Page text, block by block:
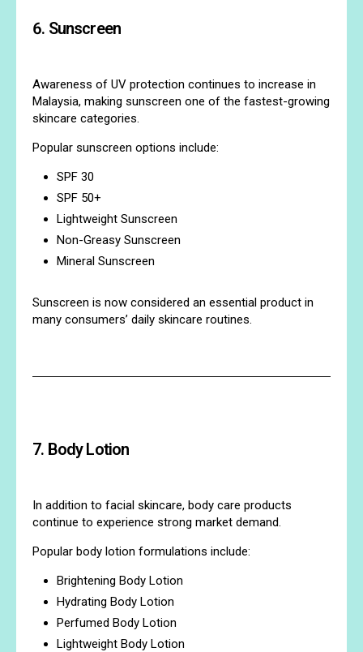
6. Sunscreen
Awareness of UV protection continues to increase in
Malaysia, making sunscreen one of the fastest-growing
skincare categories.
Popular sunscreen options include:
SPF 30
SPF 50+
Lightweight Sunscreen
Non-Greasy Sunscreen
Mineral Sunscreen
Sunscreen is now considered an essential product in
many consumers’ daily skincare routines.
7. Body Lotion
In addition to facial skincare, body care products
continue to experience strong market demand.
Popular body lotion formulations include:
Brightening Body Lotion
Hydrating Body Lotion
Perfumed Body Lotion
Lightweight Body Lotion